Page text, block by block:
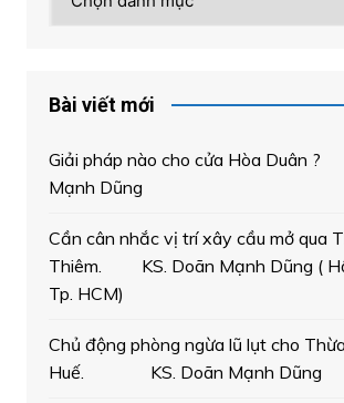
mục
Bài viết mới
Giải pháp nào cho cửa Hòa Duân ?
Mạnh Dũng
Cần cân nhắc vị trí xây cầu mở qua
Thiêm. KS. Doãn Mạnh Dũng (
Tp. HCM)
Chủ động phòng ngừa lũ lụt cho
Huế. KS. Doãn Mạnh Dũng